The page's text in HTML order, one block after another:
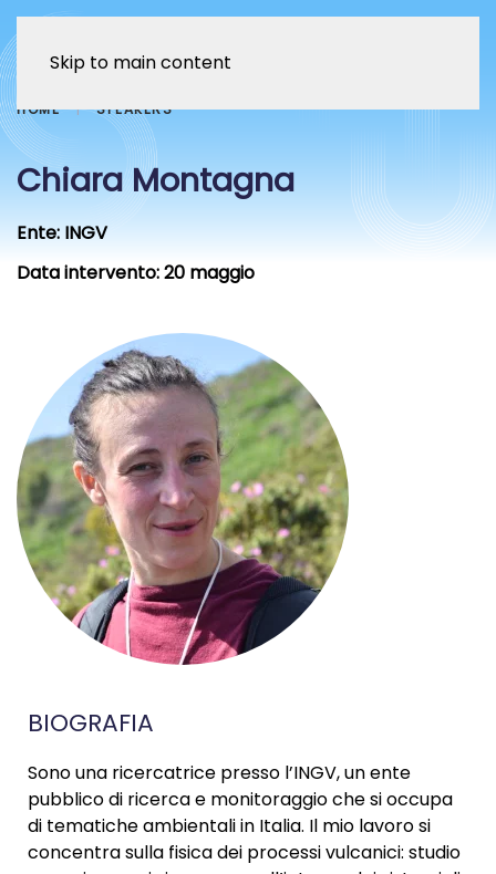
Skip to main content
HOME SPEAKERS
Chiara Montagna
Ente: INGV
Data intervento:20 maggio
BIOGRAFIA
Sono una ricercatrice presso l’INGV, un ente
pubblico di ricerca e monitoraggio che si occupa
di tematiche ambientali in Italia. Il mio lavoro si
concentra sulla fisica dei processi vulcanici: studio